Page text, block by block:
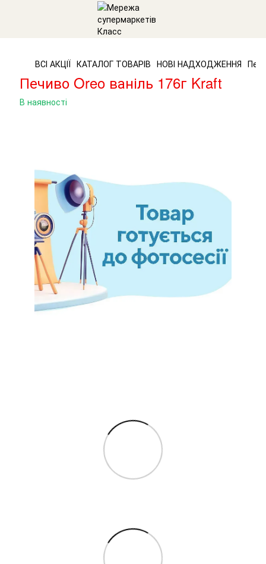
ВСІ АКЦІЇ КАТАЛОГ ТОВАРІВ НОВІ НАДХОДЖЕННЯ
Печиво Oreo ваніль 176г Kraft
В наявності